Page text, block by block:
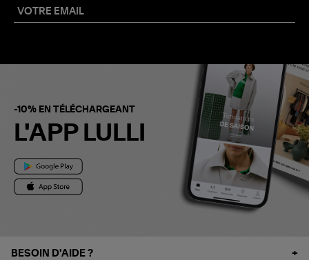
-10% EN TÉLÉCHARGEANT
L'APP LULLI
BESOIN D'AIDE ?